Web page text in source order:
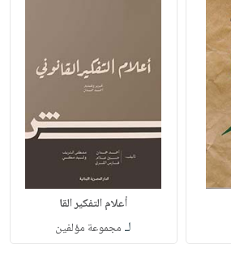
أعلام التفكير القا
لـ مجموعة مؤلفين